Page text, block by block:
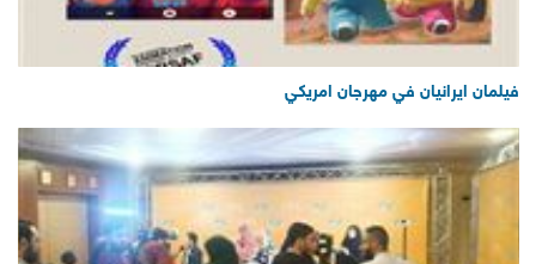
فيلمان ايرانيان في مهرجان امريكي